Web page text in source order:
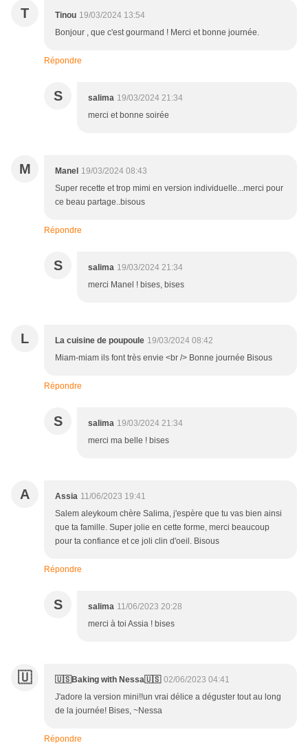
T Tinou 19/03/2024 13:54
Bonjour , que c'est gourmand ! Merci et bonne journée.
Répondre
S salima 19/03/2024 21:34
merci et bonne soirée
M Manel 19/03/2024 08:43
Super recette et trop mimi en version individuelle...merci pour
ce beau partage..bisous
Répondre
S salima 19/03/2024 21:34
merci Manel ! bises, bises
L La cuisine de poupoule 19/03/2024 08:42
Miam-miam ils font très envie <br /> Bonne journée Bisous
Répondre
S salima 19/03/2024 21:34
merci ma belle ! bises
A Assia 11/06/2023 19:41
Salem aleykoum chère Salima, j'espère que tu vas bien ainsi
que ta famille. Super jolie en cette forme, merci beaucoup
pour ta confiance et ce joli clin d'oeil. Bisous
Répondre
S salima 11/06/2023 20:28
merci à toi Assia ! bises
🇺 🇺🇸Baking with Nessa🇺🇸 02/06/2023 04:41
J'adore la version mini!!un vrai délice a déguster tout au long
de la journée! Bises, ~Nessa
Répondre